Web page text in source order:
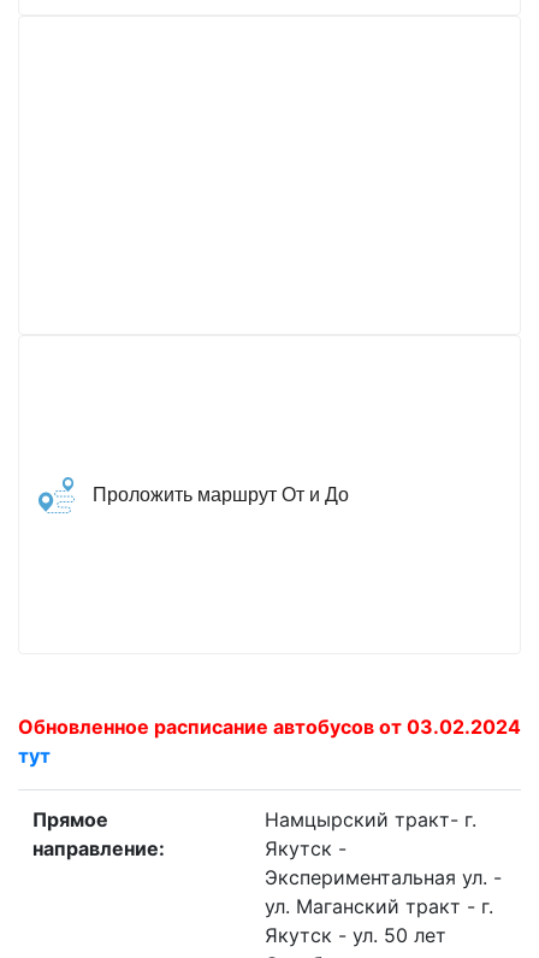
Проложить маршрут От и До
Обновленное расписание автобусов от 03.02.2024
тут
Прямое
направление:
Намцырский тракт- г.
Якутск -
Экспериментальная ул. -
ул. Маганский тракт - г.
Якутск - ул. 50 лет